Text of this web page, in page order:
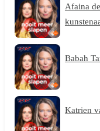
Afaina
Babah
Katrien